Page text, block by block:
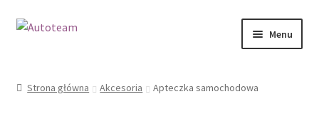
Przejdź
Przejdź
Menu
Strona główna Akcesoria Apteczka samochodowa